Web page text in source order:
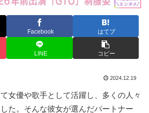
Facebook はてブ
LINE コピー
2024.12.19
女優や歌手として活躍し、多くの人々
た。そんな彼女が選んだパートナー